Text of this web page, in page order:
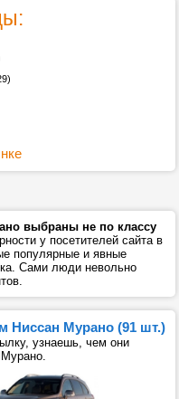
выбраны не по классу
у посетителей сайта в
популярные и явные
Сами люди невольно
Ниссан Мурано (91 шт.)
узнаешь, чем они